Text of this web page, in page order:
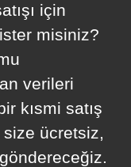
için
misiniz?
verileri
kısmi satış
size ücretsiz,